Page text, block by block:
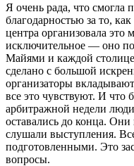
Я очень рада, что смогла
благодарностью за то,
центра организовала это
исключительное — оно
Майями и каждой
сделано с большой
организаторы
все это чувствуют. И что
арбитражной недели
оставались до конца.
слушали выступления.
подготовленными. Это
вопросы.